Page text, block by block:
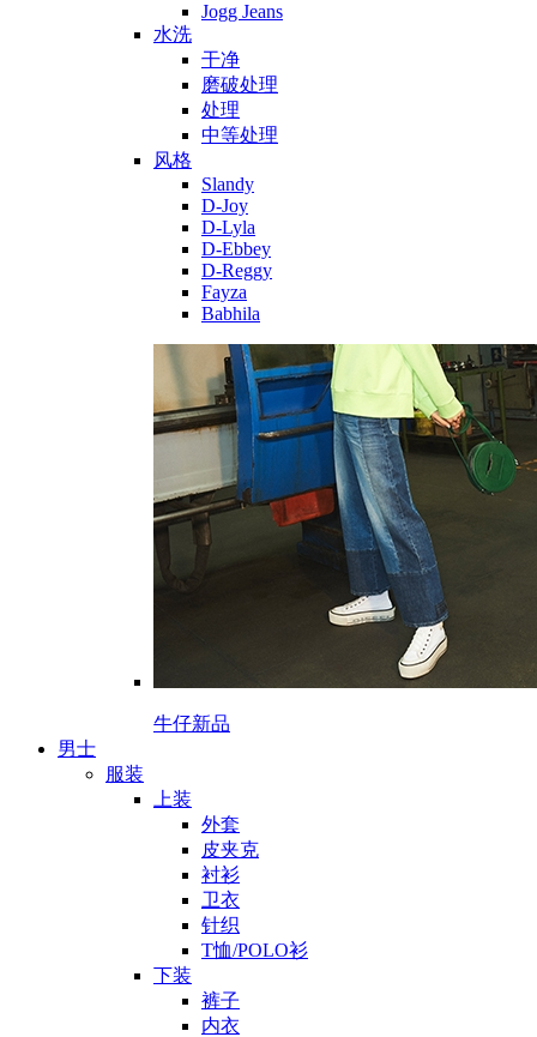
Jogg Jeans
水洗
干净
磨破处理
处理
中等处理
风格
Slandy
D-Joy
D-Lyla
D-Ebbey
D-Reggy
Fayza
Babhila
牛仔新品
男士
服装
上装
外套
皮夹克
衬衫
卫衣
针织
T恤/POLO衫
下装
裤子
内衣